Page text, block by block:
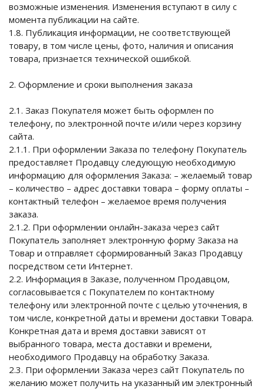
возможные изменения. Изменения вступают в силу с
момента публикации на сайте.
1.8. Публикация информации, не соответствующей
товару, в том числе цены, фото, наличия и описания
товара, признается технической ошибкой.
2. Оформление и сроки выполнения заказа
2.1. Заказ Покупателя может быть оформлен по
телефону, по электронной почте и/или через корзину
сайта.
2.1.1. При оформлении Заказа по телефону Покупатель
предоставляет Продавцу следующую необходимую
информацию для оформления Заказа: – желаемый товар
– количество – адрес доставки товара – форму оплаты –
контактный телефон – желаемое время получения
заказа.
2.1.2. При оформлении онлайн-заказа через сайт
Покупатель заполняет электронную форму Заказа на
Товар и отправляет сформированный Заказ Продавцу
посредством сети Интернет.
2.2. Информация в Заказе, полученном Продавцом,
согласовывается с Покупателем по контактному
телефону или электронной почте с целью уточнения, в
том числе, конкретной даты и времени доставки Товара.
Конкретная дата и время доставки зависят от
выбранного товара, места доставки и времени,
необходимого Продавцу на обработку Заказа.
2.3. При оформлении Заказа через сайт Покупатель по
желанию может получить на указанный им электронный